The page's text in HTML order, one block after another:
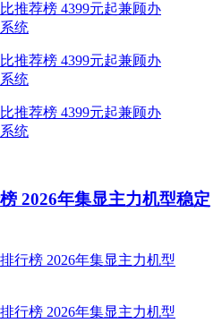
2026年集显主力机型稳定